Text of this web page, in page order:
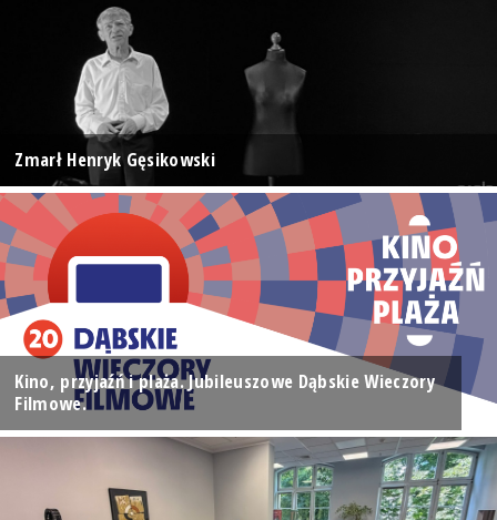
Zmarł Henryk Gęsikowski
Kino, przyjaźń i plaża. Jubileuszowe Dąbskie Wieczory
Filmowe.